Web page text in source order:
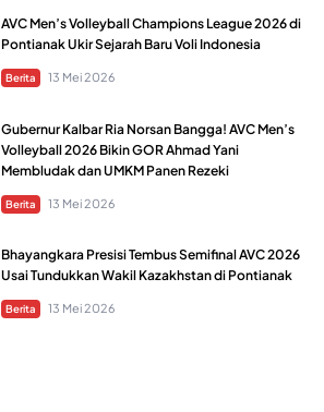
AVC Men’s Volleyball Champions League 2026 di
Pontianak Ukir Sejarah Baru Voli Indonesia
Berita 13 Mei 2026
Gubernur Kalbar Ria Norsan Bangga! AVC Men’s
Volleyball 2026 Bikin GOR Ahmad Yani
Membludak dan UMKM Panen Rezeki
Berita 13 Mei 2026
Bhayangkara Presisi Tembus Semifinal AVC 2026
Usai Tundukkan Wakil Kazakhstan di Pontianak
Berita 13 Mei 2026